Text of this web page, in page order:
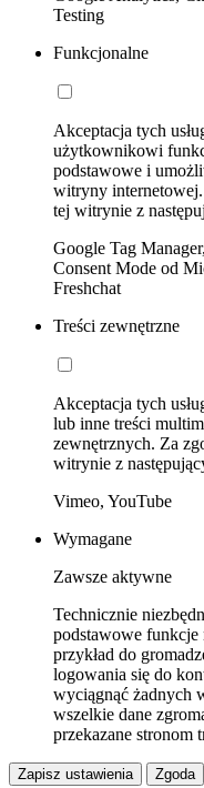
Testing
Funkcjonalne
Akceptacja tych
użytkownikowi
podstawowe i
witryny
tej witrynie z
Google Tag
Consent Mode od
Freshchat
Treści zewnętrzne
Akceptacja tych
lub inne treści
zewnętrznych. Za
witrynie z
Vimeo, YouTube
Wymagane
Zawsze aktywne
Technicznie
podstawowe funkcje
przykład do
logowania się do
wyciągnąć żadnych
wszelkie dane
przekazane stronom
Zapisz ustawienia Zgoda